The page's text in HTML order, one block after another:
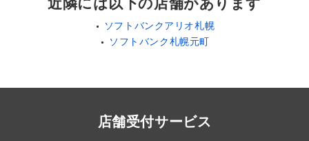
ソフトバンクアリオ札幌
ソフトバンク札幌元町
店舗受付サービス